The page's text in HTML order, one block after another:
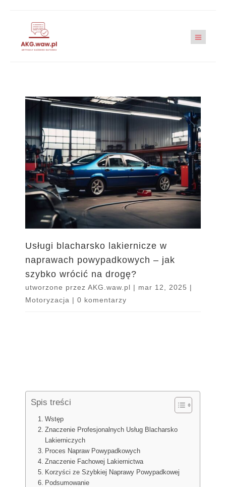
Usługi blacharsko lakiernicze w
naprawach powypadkowych – jak
szybko wrócić na drogę?
utworzone przezAKG.waw.pl | mar 12, 2025 |
Motoryzacja |0 komentarzy
Spis treści
Wstęp
Znaczenie Profesjonalnych Usług Blacharsko
Lakierniczych
Proces Napraw Powypadkowych
Znaczenie Fachowej Lakiernictwa
Korzyści ze Szybkiej Naprawy Powypadkowej
Podsumowanie